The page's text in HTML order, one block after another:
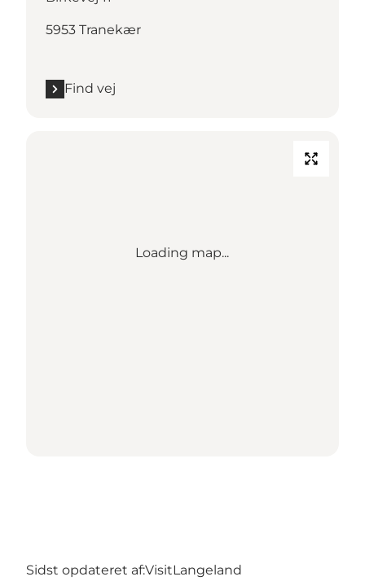
5953 Tranekær
Find vej
Loading map...
Sidst opdateret af:VisitLangeland